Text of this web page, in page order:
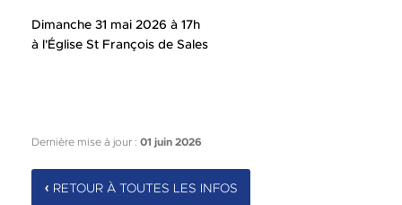
Dimanche 31 mai 2026 à 17h
à l'Église St François de Sales
Dernière mise à jour : 01 juin 2026
RETOUR À TOUTES LES INFOS